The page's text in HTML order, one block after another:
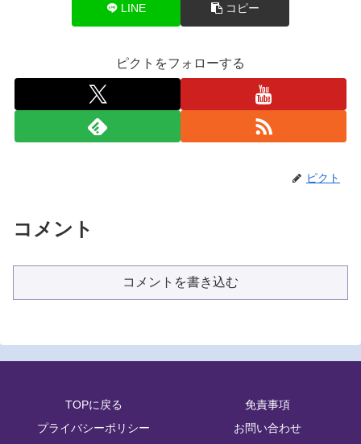
LINE コピー
ピクトをフォローする
ピクト
コメント
コメントを書き込む
TOPに戻る
免責事項
プライバシーポリシー
お問い合わせ